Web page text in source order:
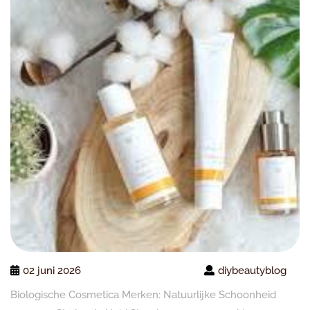
02 juni 2026
diybeautyblog
Biologische Cosmetica Merken: Natuurlijke Schoonheid